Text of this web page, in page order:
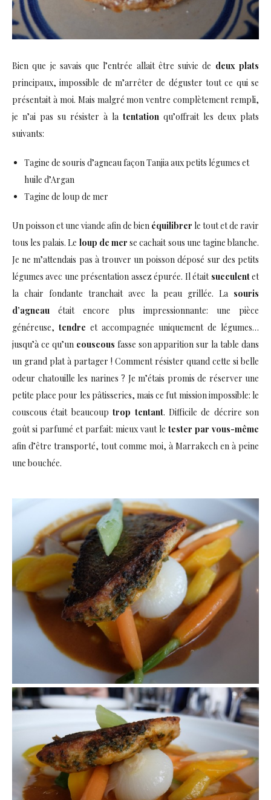
Bien que je savais que l’entrée allait être suivie de deux plats
principaux, impossible de m’arrêter de déguster tout ce qui se
présentait à moi. Mais malgré mon ventre complètement rempli,
je n’ai pas su résister à la tentation qu’offrait les deux plats
suivants:
Tagine de souris d’agneau façon Tanjia aux petits légumes et
huile d’Argan
Tagine de loup de mer
Un poisson et une viande afin de bien équilibrer le tout et de ravir
tous les palais. Le loup de mer se cachait sous une tagine blanche.
Je ne m’attendais pas à trouver un poisson déposé sur des petits
légumes avec une présentation assez épurée. Il était succulentet
la chair fondante tranchait avec la peau grillée. La souris
d’agneau était encore plus impressionnante: une pièce
généreuse, tendre et accompagnée uniquement de légumes…
jusqu’à ce qu’un couscous fasse son apparition sur la table dans
un grand plat à partager ! Comment résister quand cette si belle
odeur chatouille les narines ? Je m’étais promis de réserver une
petite place pour les pâtisseries, mais ce fut mission impossible: le
couscous était beaucouptrop tentant. Difficile de décrire son
goût si parfumé et parfait: mieux vaut le tester par vous-même
afin d’être transporté, tout comme moi, à Marrakech en à peine
une bouchée.